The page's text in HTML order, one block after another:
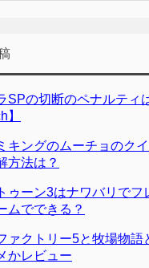
SPの切断のペナルティ
】
キングのムーチョのク
方法は？
ゥーン3はナワバリでフ
ムでできる？
ァクトリー5と牧場物語
かレビュー